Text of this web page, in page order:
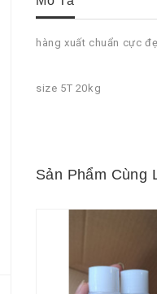
hàng xuất chuẩn cực
size 5T 20kg
Sản Phẩm Cùng